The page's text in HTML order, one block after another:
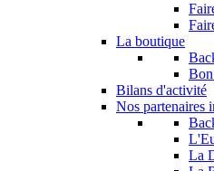
La boutique
Bilans d'activité
Nos partenaires
La